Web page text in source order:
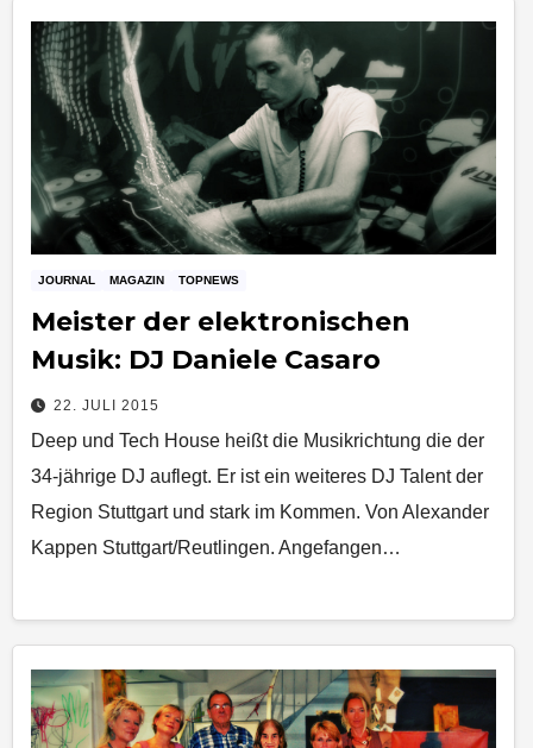
JOURNAL MAGAZIN TOPNEWS
Meister der elektronischen
Musik: DJ Daniele Casaro
22. JULI 2015
Deep und Tech House heißt die Musikrichtung die der
34-jährige DJ auflegt. Er ist ein weiteres DJ Talent der
Region Stuttgart und stark im Kommen. Von Alexander
Kappen Stuttgart/Reutlingen. Angefangen…